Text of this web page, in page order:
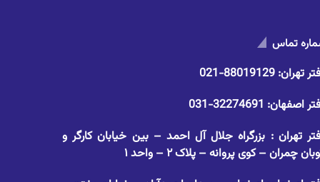
تماس
تهران: 88019129-021
اصفهان: 32274691-031
تهران : بزرگراه جلال آل احمد – بین خیابان کارگر و
چمران – کوی پروانه – پلاک ۲ – واحد ۱